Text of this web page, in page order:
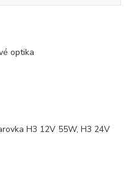
optika
H3 12V 55W, H3 24V